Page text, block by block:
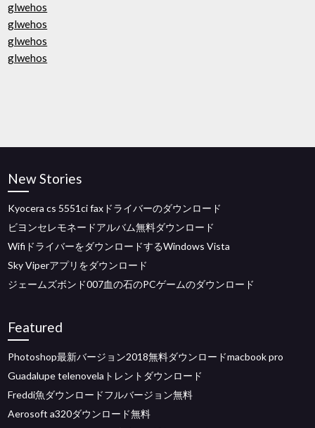
glwehos
glwehos
glwehos
glwehos
New Stories
Kyocera cs 5551ci faxドライバーのダウンロード
ビヨンセレモネードアルバム無料ダウンロード
WifiドライバーをダウンロードするWindows Vista
Sky Viperアプリをダウンロード
ジェームズボンド007血の石のPCゲームのダウンロード
Featured
Photoshop最新バージョン2018無料ダウンロードmacbook pro
Guadalupe telenovelaトレントダウンロード
Freddi魚ダウンロードフルバージョン無料
Aerosoft a320ダウンロード無料